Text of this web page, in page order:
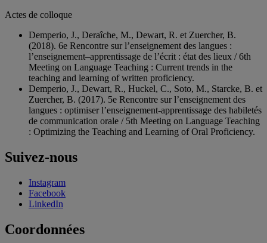
Actes de colloque
Demperio, J., Deraîche, M., Dewart, R. et Zuercher, B.
(2018). 6e Rencontre sur l’enseignement des langues :
l’enseignement–apprentissage de l’écrit : état des lieux / 6th
Meeting on Language Teaching : Current trends in the
teaching and learning of written proficiency.
Demperio, J., Dewart, R., Huckel, C., Soto, M., Starcke, B. et
Zuercher, B. (2017). 5e Rencontre sur l’enseignement des
langues : optimiser l’enseignement-apprentissage des habiletés
de communication orale / 5th Meeting on Language Teaching
: Optimizing the Teaching and Learning of Oral Proficiency.
Suivez-nous
Instagram
Facebook
LinkedIn
Coordonnées